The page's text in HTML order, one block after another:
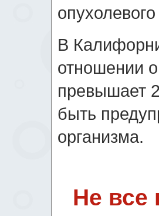
В
отношении
превышает
быть
организма.
Не все